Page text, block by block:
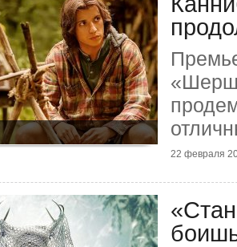
22 февраля